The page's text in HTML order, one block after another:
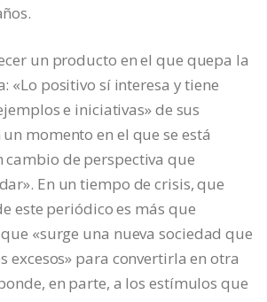
un producto en el que quepa la
«Lo positivo sí interesa y tiene
e iniciativas» de sus
momento en el que se está
de perspectiva que
En un tiempo de crisis, que
este periódico es más que
«surge una nueva sociedad que
excesos» para convertirla en otra
en parte, a los estímulos que